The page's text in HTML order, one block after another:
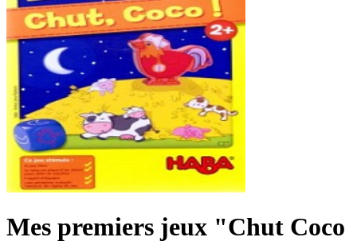
Mes premiers jeux "Chut Coco